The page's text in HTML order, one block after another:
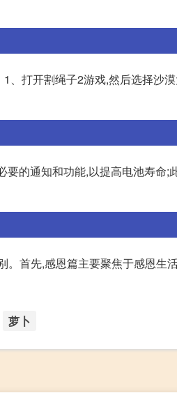
、打开割绳子2游戏,然后选择沙
的通知和功能,以提高电池寿命;
首先,感恩篇主要聚焦于感恩生
萝卜